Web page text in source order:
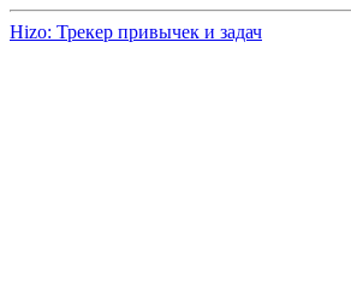
Hizo: Трекер привычек и задач